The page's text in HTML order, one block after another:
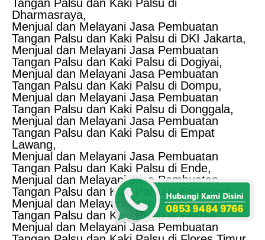
Tangan Palsu dan Kaki Palsu di
Dharmasraya,
Menjual dan Melayani Jasa Pembuatan
Tangan Palsu dan Kaki Palsu di DKI Jakarta,
Menjual dan Melayani Jasa Pembuatan
Tangan Palsu dan Kaki Palsu di Dogiyai,
Menjual dan Melayani Jasa Pembuatan
Tangan Palsu dan Kaki Palsu di Dompu,
Menjual dan Melayani Jasa Pembuatan
Tangan Palsu dan Kaki Palsu di Donggala,
Menjual dan Melayani Jasa Pembuatan
Tangan Palsu dan Kaki Palsu di Empat
Lawang,
Menjual dan Melayani Jasa Pembuatan
Tangan Palsu dan Kaki Palsu di Ende,
Menjual dan Melayani Jasa Pembuatan
Tangan Palsu dan Kaki Palsu di Enrekang,
Menjual dan Melayani Jasa Pembuatan
Tangan Palsu dan Kaki Palsu di Fakfak,
Menjual dan Melayani Jasa Pembuatan